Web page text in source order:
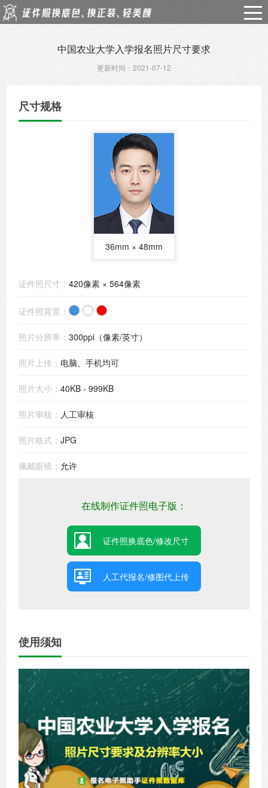
中国农业大学入学报名照片尺寸要求
更新时间：2021-07-12
尺寸规格
36mm × 48mm
证件照尺寸：420像素 × 564像素
证件照背景：
照片分辨率：300ppi（像素/英寸）
照片上传： 电脑、手机均可
照片大小：40KB - 999KB
照片审核： 人工审核
照片格式：JPG
佩戴眼镜： 允许
在线制作证件照电子版：
证件照换底色/修改尺寸
人工代报名/修图代上传
使用须知